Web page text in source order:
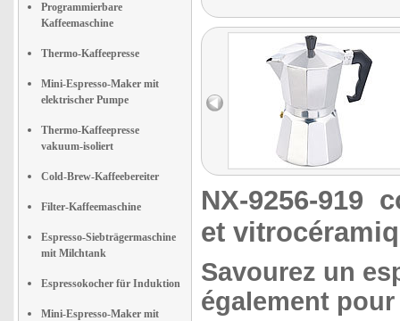
Programmierbare
Kaffeemaschine
Thermo-Kaffeepresse
Mini-Espresso-Maker mit
elektrischer Pumpe
Thermo-Kaffeepresse
vakuum-isoliert
Cold-Brew-Kaffeebereiter
Filter-Kaffeemaschine
Espresso-Siebträgermaschine
mit Milchtank
Espressokocher für Induktion
Mini-Espresso-Maker mit
NX-9256-919
et
Savourez un
également